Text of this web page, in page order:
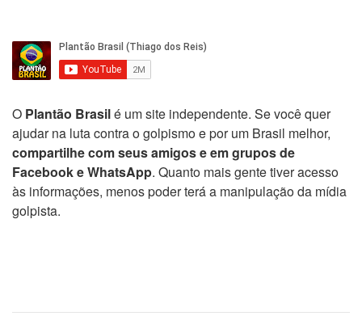
O Plantão Brasilé um site independente. Se você quer
ajudar na luta contra o golpismo e por um Brasil melhor,
compartilhe com seus amigos e em grupos de
Facebook e WhatsApp. Quanto mais gente tiver acesso
às informações, menos poder terá a manipulação da mídia
golpista.